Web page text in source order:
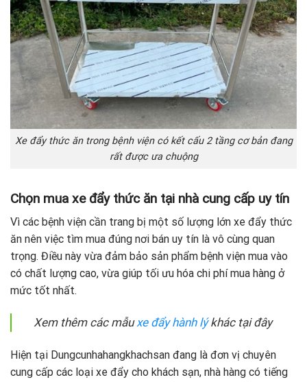
Xe đẩy thức ăn trong bệnh viện có kết cấu 2 tầng cơ bản đang
rất được ưa chuộng
Chọn mua xe đẩy thức ăn tại nhà cung cấp uy tín
Vì các bệnh viện cần trang bị một số lượng lớn xe đẩy thức
ăn nên việc tìm mua đúng nơi bán uy tín là vô cùng quan
trọng. Điều này vừa đảm bảo sản phẩm bệnh viện mua vào
có chất lượng cao, vừa giúp tối ưu hóa chi phí mua hàng ở
mức tốt nhất.
Xem thêm các mẫuxe đẩy hành lýkhác tại đây
Hiện tại Dungcunhahangkhachsan đang là đơn vị chuyên
cung cấp các loại xe đẩy cho khách sạn, nhà hàng có tiếng